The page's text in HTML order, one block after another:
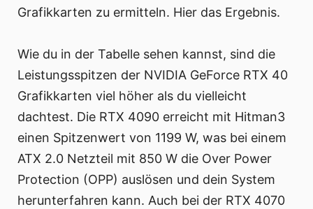
Grafikkarten zu ermitteln. Hier das Ergebnis.
Wie du in der Tabelle sehen kannst, sind die
Leistungsspitzen der NVIDIA GeForce RTX 40
Grafikkarten viel höher als du vielleicht
dachtest. Die RTX 4090 erreicht mit Hitman3
einen Spitzenwert von 1199 W, was bei einem
ATX 2.0 Netzteil mit 850 W die Over Power
Protection (OPP) auslösen und dein System
herunterfahren kann. Auch bei der RTX 4070